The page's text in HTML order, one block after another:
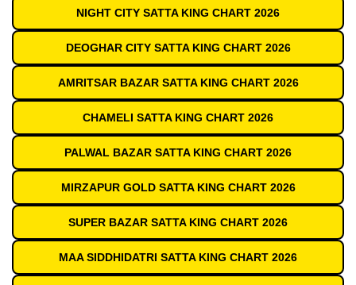
NIGHT CITY SATTA KING CHART 2026
DEOGHAR CITY SATTA KING CHART 2026
AMRITSAR BAZAR SATTA KING CHART 2026
CHAMELI SATTA KING CHART 2026
PALWAL BAZAR SATTA KING CHART 2026
MIRZAPUR GOLD SATTA KING CHART 2026
SUPER BAZAR SATTA KING CHART 2026
MAA SIDDHIDATRI SATTA KING CHART 2026